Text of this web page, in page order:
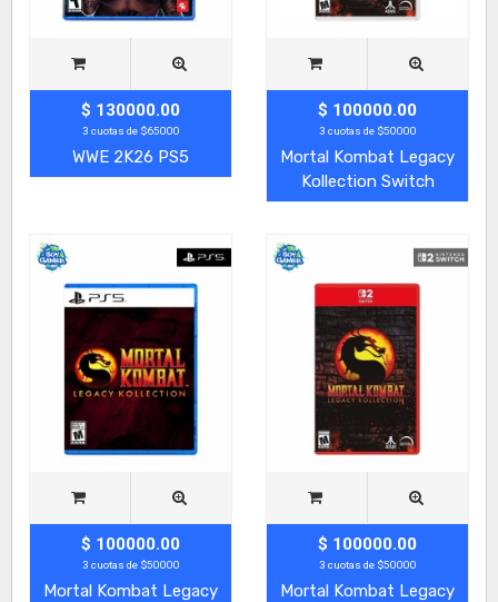
$ 130000.00
3 cuotas de $65000
WWE 2K26 PS5
$ 100000.00
3 cuotas de $50000
Mortal Kombat Legacy
Kollection Switch
$ 100000.00
3 cuotas de $50000
Mortal Kombat Legacy
$ 100000.00
3 cuotas de $50000
Mortal Kombat Legacy